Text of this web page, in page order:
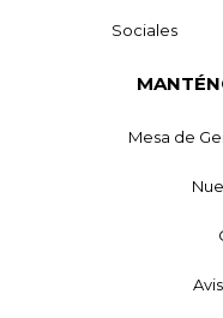
Sociales
Mesa de